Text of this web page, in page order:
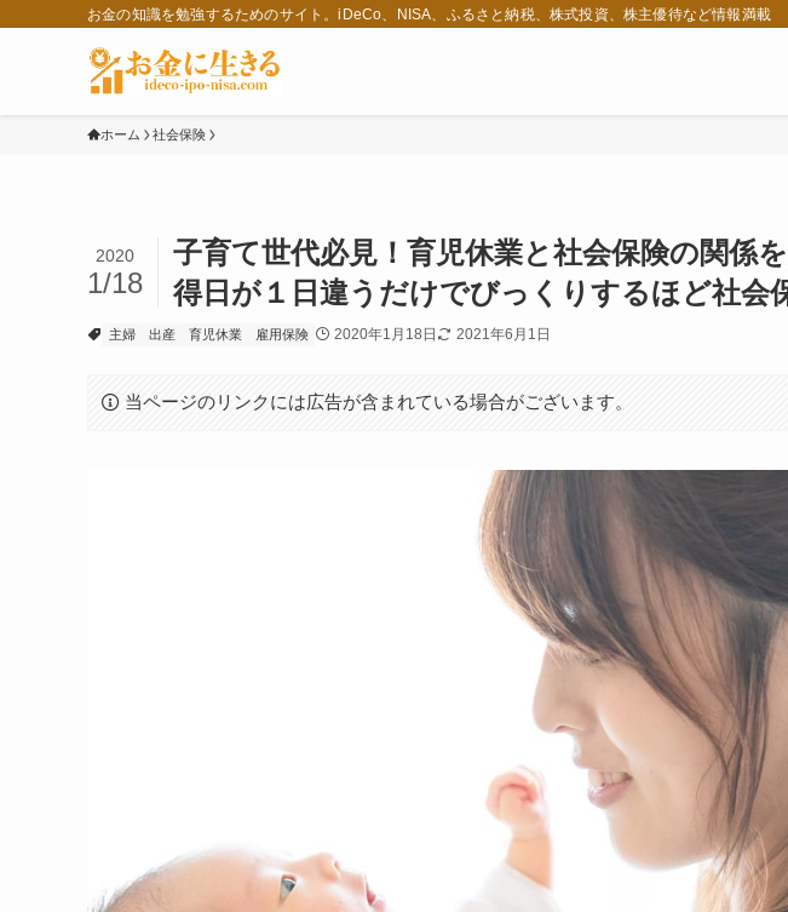
お金の知識を勉強するためのサイト。iDeCo、NISA、ふるさと納税、株式投資、株主優待など情報満載
ホーム 社会保険
子育て世代必見！育児休業と社会保険の関係
得日が１日違うだけでびっくりするほど社会
2020
1/18
主婦 出産 育児休業 雇用保険 2020年1月18日 2021年6月1日
当ページのリンクには広告が含まれている場合がございます。